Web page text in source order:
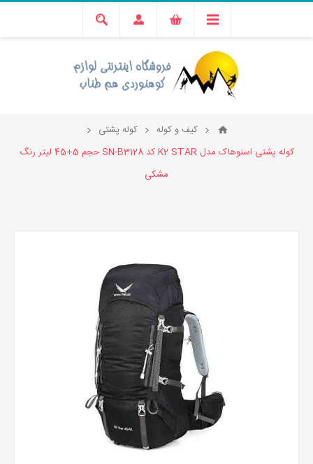
کیف و کوله
کوله پشتی
کوله پشتی اسنوهاک مدل K2 STAR کد SN-B3128 حجم 5+45 لیتر رنگ
مشکی